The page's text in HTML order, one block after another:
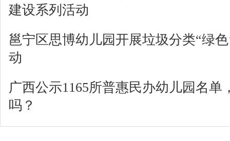
建设系列活动
邕宁区思博幼儿园开展垃圾分类“绿色
动
广西公示1165所普惠民办幼儿园名单
吗？